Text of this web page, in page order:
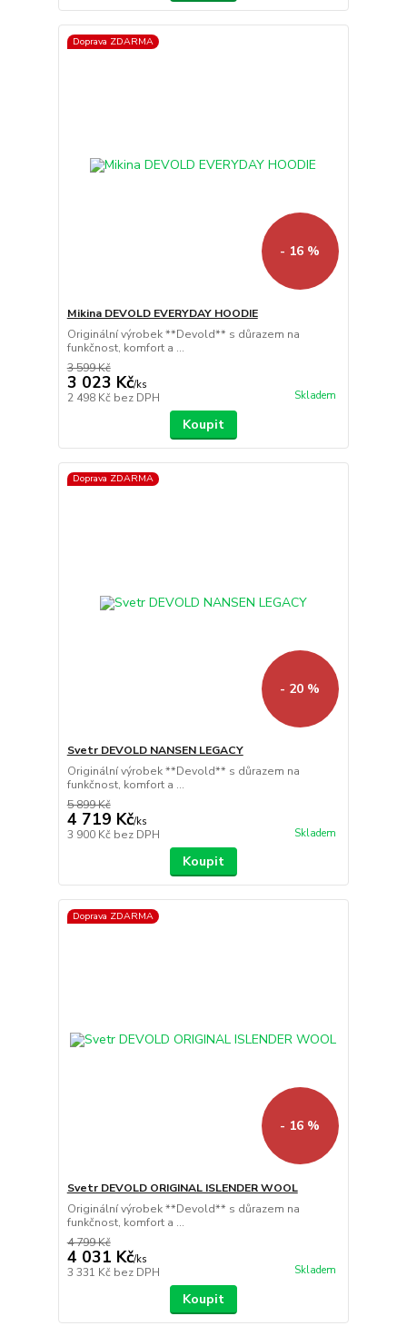
Doprava ZDARMA
- 16 %
Mikina DEVOLD EVERYDAY HOODIE
Originální výrobek **Devold** s důrazem na
funkčnost, komfort a ...
3 599 Kč
3 023 Kč/ks
2 498 Kč bez DPH Skladem
Koupit
Doprava ZDARMA
- 20 %
Svetr DEVOLD NANSEN LEGACY
Originální výrobek **Devold** s důrazem na
funkčnost, komfort a ...
5 899 Kč
4 719 Kč/ks
3 900 Kč bez DPH Skladem
Koupit
Doprava ZDARMA
- 16 %
Svetr DEVOLD ORIGINAL ISLENDER WOOL
Originální výrobek **Devold** s důrazem na
funkčnost, komfort a ...
4 799 Kč
4 031 Kč/ks
3 331 Kč bez DPH Skladem
Koupit